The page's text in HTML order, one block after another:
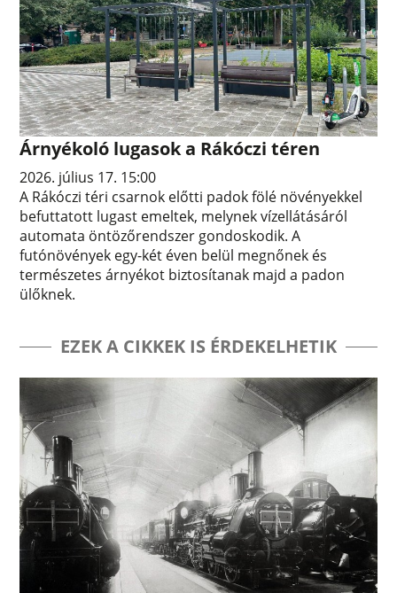
Árnyékoló lugasok a Rákóczi téren
2026. július 17. 15:00
A Rákóczi téri csarnok előtti padok fölé növényekkel
befuttatott lugast emeltek, melynek vízellátásáról
automata öntözőrendszer gondoskodik. A
futónövények egy-két éven belül megnőnek és
természetes árnyékot biztosítanak majd a padon
ülőknek.
EZEK A CIKKEK IS ÉRDEKELHETIK